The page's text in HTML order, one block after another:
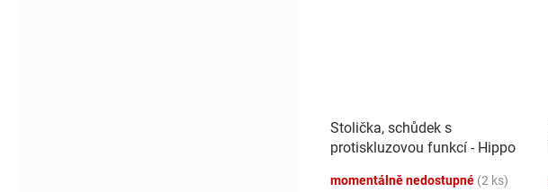
Stolička, schůdek s
protiskluzovou funkcí - Hippo
momentálně nedostupné (2 ks)